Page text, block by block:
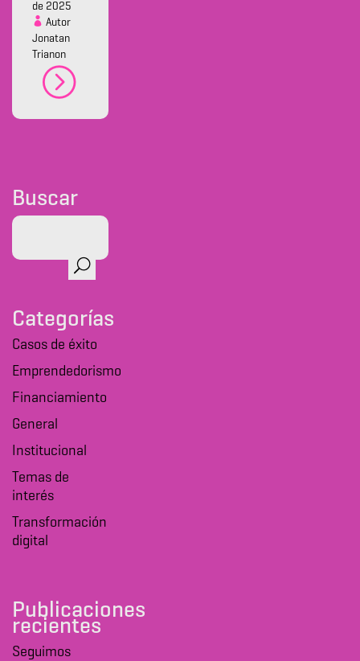
de 2025
Autor
Jonatan
Trianon
Buscar
Categorías
Casos de éxito
Emprendedorismo
Financiamiento
General
Institucional
Temas de
interés
Transformación
digital
Publicaciones
recientes
Seguimos